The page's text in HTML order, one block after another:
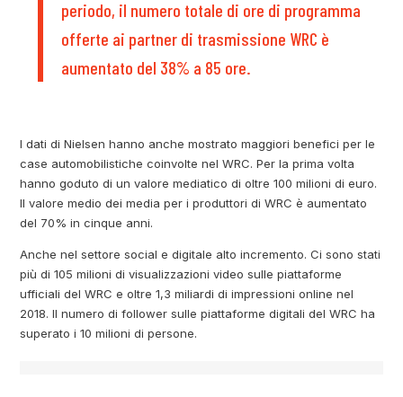
periodo, il numero totale di ore di programma
offerte ai partner di trasmissione WRC è
aumentato del 38% a 85 ore.
I dati di Nielsen hanno anche mostrato maggiori benefici per le
case automobilistiche coinvolte nel WRC. Per la prima volta
hanno goduto di un valore mediatico di oltre 100 milioni di euro.
Il valore medio dei media per i produttori di WRC è aumentato
del 70% in cinque anni.
Anche nel settore social e digitale alto incremento. Ci sono stati
più di 105 milioni di visualizzazioni video sulle piattaforme
ufficiali del WRC e oltre 1,3 miliardi di impressioni online nel
2018. Il numero di follower sulle piattaforme digitali del WRC ha
superato i 10 milioni di persone.